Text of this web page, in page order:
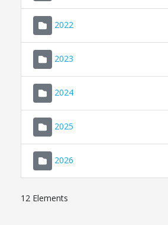
2022
2023
2024
2025
2026
12 Elements